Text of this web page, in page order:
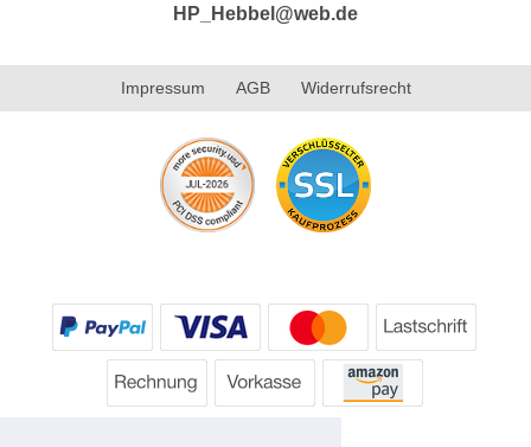
HP_Hebbel@web.de
Impressum AGB Widerrufsrecht